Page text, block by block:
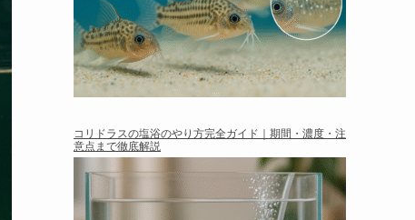
コリドラスの塩浴のやり方完全ガイド｜期間・濃度・注
意点まで徹底解説